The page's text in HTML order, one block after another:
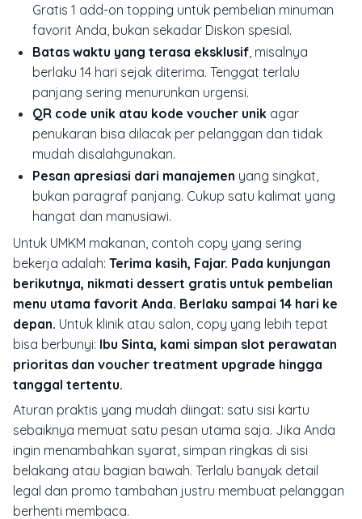
Gratis 1 add-on topping untuk pembelian minuman
favorit Anda, bukan sekadar Diskon spesial.
Batas waktu yang terasa eksklusif , misalnya
berlaku 14 hari sejak diterima. Tenggat terlalu
panjang sering menurunkan urgensi.
QR code unik atau kode voucher unik agar
penukaran bisa dilacak per pelanggan dan tidak
mudah disalahgunakan.
Pesan apresiasi dari manajemen yang singkat,
bukan paragraf panjang. Cukup satu kalimat yang
hangat dan manusiawi.
Untuk UMKM makanan, contoh copy yang sering
bekerja adalah: Terima kasih, Fajar. Pada kunjungan
berikutnya, nikmati dessert gratis untuk pembelian
menu utama favorit Anda. Berlaku sampai 14 hari ke
depan. Untuk klinik atau salon, copy yang lebih tepat
bisa berbunyi: Ibu Sinta, kami simpan slot perawatan
prioritas dan voucher treatment upgrade hingga
tanggal tertentu.
Aturan praktis yang mudah diingat: satu sisi kartu
sebaiknya memuat satu pesan utama saja. Jika Anda
ingin menambahkan syarat, simpan ringkas di sisi
belakang atau bagian bawah. Terlalu banyak detail
legal dan promo tambahan justru membuat pelanggan
berhenti membaca.